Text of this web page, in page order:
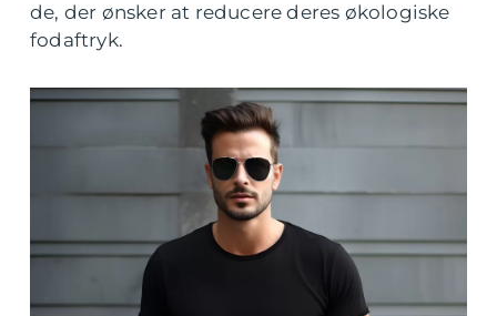
de, der ønsker at reducere deres økologiske
fodaftryk.